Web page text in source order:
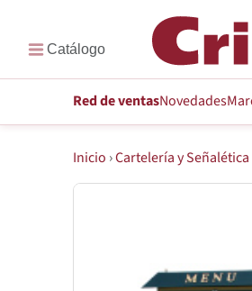
Red de ventasNovedades
Inicio ›Cartelería y Señalética